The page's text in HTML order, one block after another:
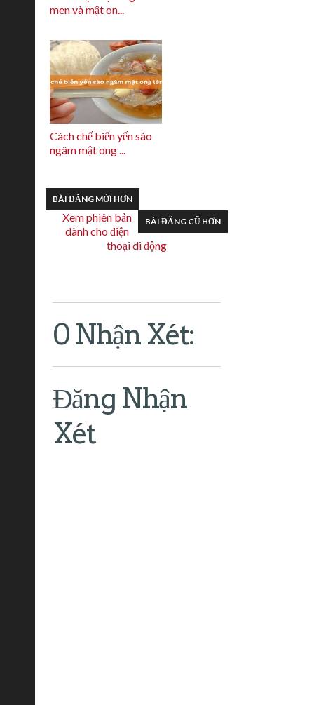
men và mật on...
Cách chế biến yến sào
ngâm mật ong ...
BÀI ĐĂNG MỚI HƠN
BÀI ĐĂNG CŨ HƠN
Xem phiên bản
dành cho điện
thoại di động
0 Nhận Xét:
Đăng Nhận
Xét